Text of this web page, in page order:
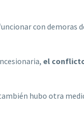
con demoras
el
hubo otra